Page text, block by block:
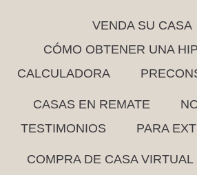
VENDA SU CASA
CÓMO OBTENER UNA
CALCULADORA
CASAS EN REMATE
TESTIMONIOS
PARA
COMPRA DE CASA VIRTUAL